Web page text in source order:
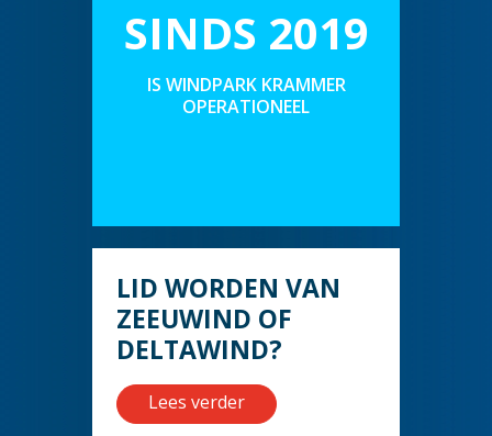
SINDS 2019
IS WINDPARK KRAMMER
OPERATIONEEL
LID WORDEN VAN
ZEEUWIND OF
DELTAWIND?
Lees verder